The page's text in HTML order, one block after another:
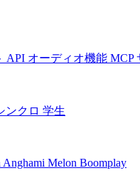
API オーディオ機能 MCP
ンクロ 学生
Anghami Melon Boomplay